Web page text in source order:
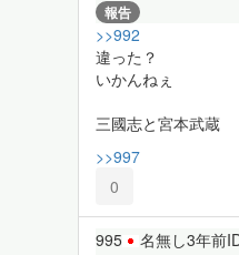
報告
>>992
違った？
いかんねぇ
三國志と宮本武蔵
>>997
0
995 名無し3年前